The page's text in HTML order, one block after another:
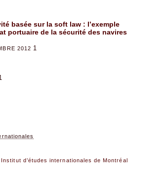
basée sur la soft law : l’exemple
portuaire de la sécurité des navires
2012 1
Institut d’études internationales de Montréal